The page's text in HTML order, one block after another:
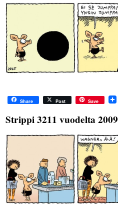
Share Post Save
Strippi 3211 vuodelta 2009